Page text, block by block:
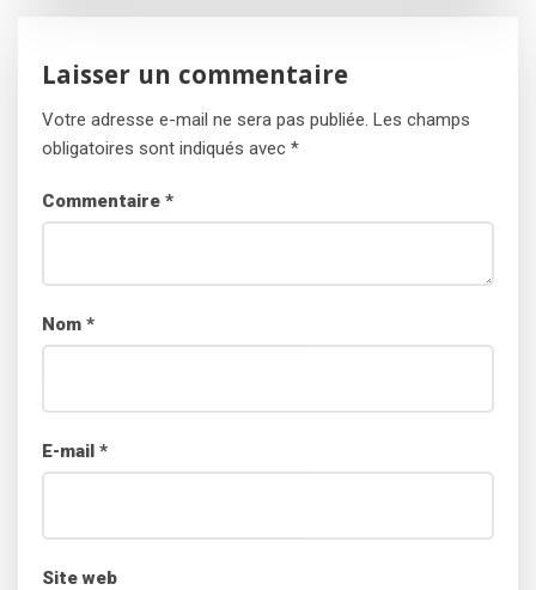
Laisser un commentaire
Votre adresse e-mail ne sera pas publiée. Les champs
obligatoires sont indiqués avec *
Commentaire *
Nom *
E-mail *
Site web